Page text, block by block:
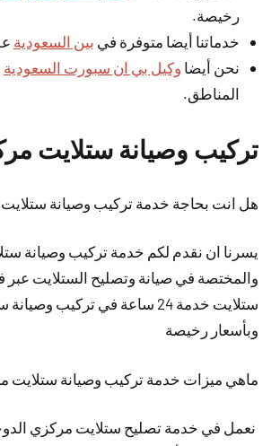
رخيصة.
خدماتنا أيضا متوفرة في بين السعودية
نحن أيضا وكيل بي ان سبورت السعودية
المناطق.
تركيب وصيانة ستلايت
هل انت بحاجة خدمة تركيب وصيانة
يسرنا ان نقدم لكم خدمة تركيب وصيانة
والمختصة في صيانة وتصليح الستلايت عبر
ستلايت خدمة 24 ساعة في تركيب
وبأسعار رخيصة
ماهي ميزات خدمة تركيب وصيانة ستلايت
نعمل في خدمة تصليح ستلايت مركزي